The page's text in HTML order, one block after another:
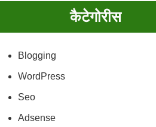
कैटेगोरीस
Blogging
WordPress
Seo
Adsense